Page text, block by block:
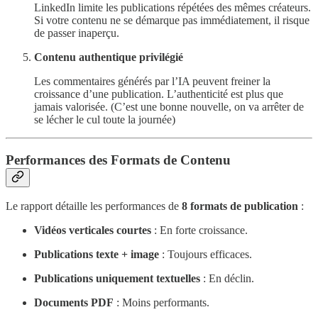
LinkedIn limite les publications répétées des mêmes créateurs.
Si votre contenu ne se démarque pas immédiatement, il risque
de passer inaperçu.
Contenu authentique privilégié
Les commentaires générés par l’IA peuvent freiner la
croissance d’une publication. L’authenticité est plus que
jamais valorisée. (C’est une bonne nouvelle, on va arrêter de
se lécher le cul toute la journée)
Performances des Formats de Contenu
Le rapport détaille les performances de 8 formats de publication :
Vidéos verticales courtes : En forte croissance.
Publications texte + image : Toujours efficaces.
Publications uniquement textuelles : En déclin.
Documents PDF : Moins performants.